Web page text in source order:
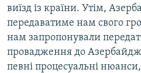
виїзд із країни. Утім,
передаватиме нам свого
нам запропонували
провадження до
певні процесуальні